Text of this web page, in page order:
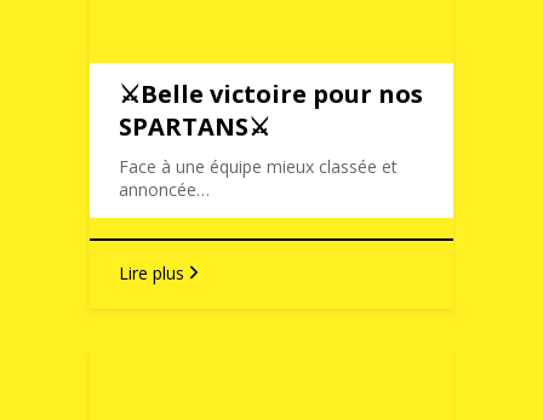
⚔️Belle victoire pour nos
SPARTANS⚔️
Face à une équipe mieux classée et
annoncée…
Lire plus